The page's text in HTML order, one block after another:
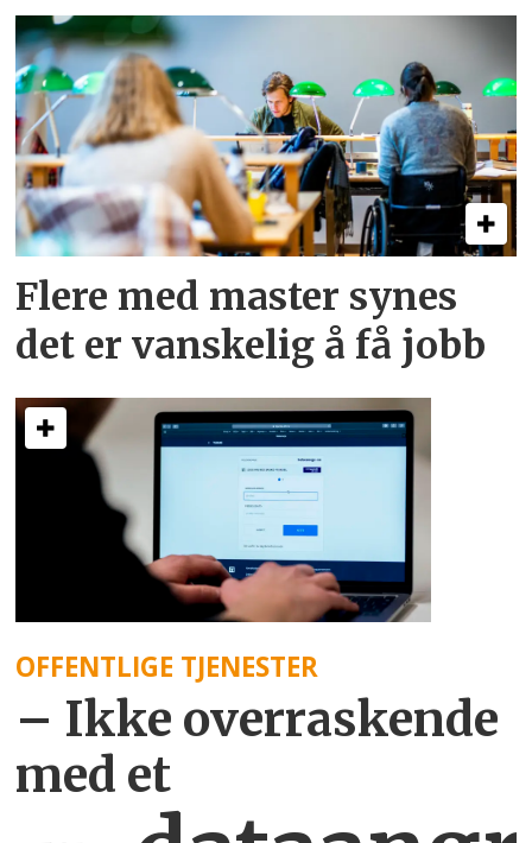
Flere med master synes
det er vanskelig å få jobb
OFFENTLIGE TJENESTER
– Ikke overraskende
med et